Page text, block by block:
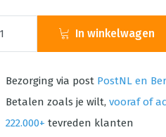
In winkelwagen
Bezorging via post PostNL en
Betalen zoals je wilt, vooraf of
222.000+ tevreden klanten